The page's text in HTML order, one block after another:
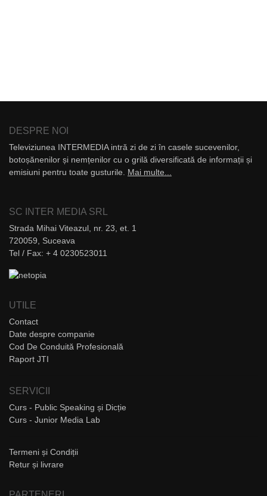
DESPRE NOI
Televiziunea INTERMEDIA intră zi de zi în casele sucevenilor,
botoșănenilor și nemțenilor cu o grilă diversificată de informații și
emisiuni pentru toate gusturile. Mai multe...
SC INTER MEDIA SRL
Strada Mihai Viteazul, nr. 23, et. 1
720059, Suceava
Tel / Fax: + 4 0230523011
UTILE
Contact
Date despre companie
Cod De Conduită Profesională
Raport JTI
SERVICII
Curs - Public Speaking și Dicție
Curs - Junior Media Lab
Termeni și Condiții
Retur și livrare